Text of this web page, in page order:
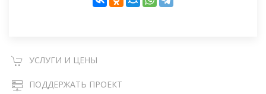
УСЛУГИ И ЦЕНЫ
ПОДДЕРЖАТЬ ПРОЕКТ